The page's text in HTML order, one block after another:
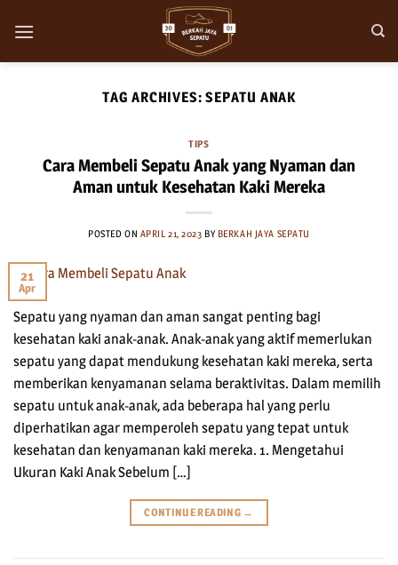
TAG ARCHIVES:SEPATU ANAK
TIPS
Cara Membeli Sepatu Anak yang Nyaman dan
Aman untuk Kesehatan Kaki Mereka
POSTED ON APRIL 21, 2023 BY BERKAH JAYA SEPATU
21
Apr
Sepatu yang nyaman dan aman sangat penting bagi
kesehatan kaki anak-anak. Anak-anak yang aktif memerlukan
sepatu yang dapat mendukung kesehatan kaki mereka, serta
memberikan kenyamanan selama beraktivitas. Dalam memilih
sepatu untuk anak-anak, ada beberapa hal yang perlu
diperhatikan agar memperoleh sepatu yang tepat untuk
kesehatan dan kenyamanan kaki mereka. 1. Mengetahui
Ukuran Kaki Anak Sebelum […]
CONTINUE READING →